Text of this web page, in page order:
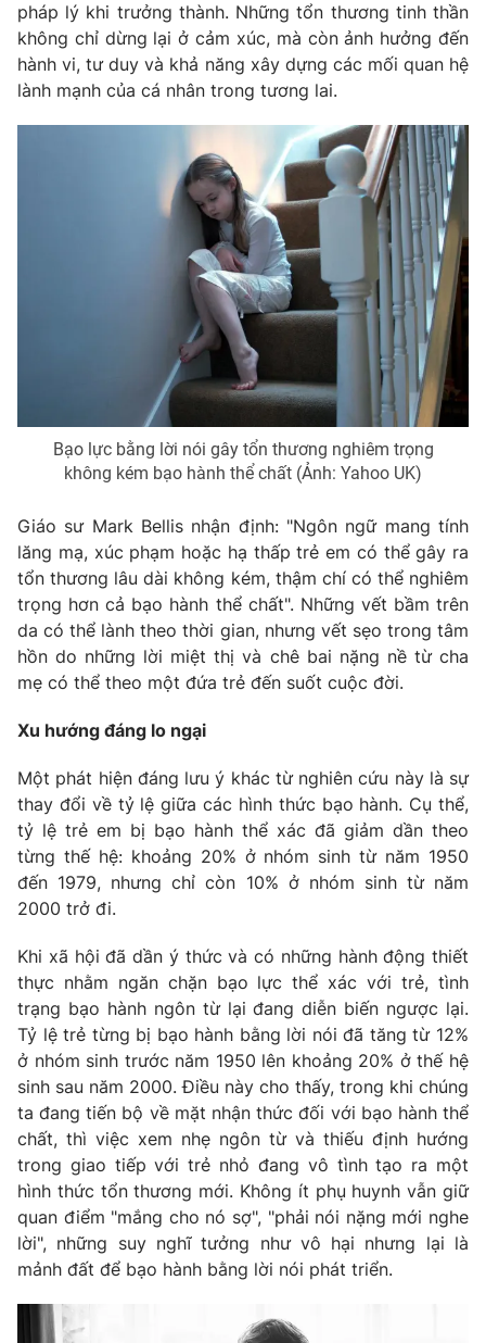
® Cấm sao chép dưới mọi hình thức nếu không có sự chấp
thuận bằng văn bản. Ghi rõ nguồn VTV.vn khi phát hành lại
thông tin từ website này.
pháp lý khi trưởng thành. Những tổn thương tinh thần
không chỉ dừng lại ở cảm xúc, mà còn ảnh hưởng đến
hành vi, tư duy và khả năng xây dựng các mối quan hệ
lành mạnh của cá nhân trong tương lai.
Bạo lực bằng lời nói gây tổn thương nghiêm trọng
không kém bạo hành thể chất (Ảnh: Yahoo UK)
Giáo sư Mark Bellis nhận định: "Ngôn ngữ mang tính
lăng mạ, xúc phạm hoặc hạ thấp trẻ em có thể gây ra
tổn thương lâu dài không kém, thậm chí có thể nghiêm
trọng hơn cả bạo hành thể chất". Những vết bầm trên
da có thể lành theo thời gian, nhưng vết sẹo trong tâm
hồn do những lời miệt thị và chê bai nặng nề từ cha
mẹ có thể theo một đứa trẻ đến suốt cuộc đời.
Xu hướng đáng lo ngại
Một phát hiện đáng lưu ý khác từ nghiên cứu này là sự
thay đổi về tỷ lệ giữa các hình thức bạo hành. Cụ thể,
tỷ lệ trẻ em bị bạo hành thể xác đã giảm dần theo
từng thế hệ: khoảng 20% ở nhóm sinh từ năm 1950
đến 1979, nhưng chỉ còn 10% ở nhóm sinh từ năm
2000 trở đi.
Khi xã hội đã dần ý thức và có những hành động thiết
thực nhằm ngăn chặn bạo lực thể xác với trẻ, tình
trạng bạo hành ngôn từ lại đang diễn biến ngược lại.
Tỷ lệ trẻ từng bị bạo hành bằng lời nói đã tăng từ 12%
ở nhóm sinh trước năm 1950 lên khoảng 20% ở thế hệ
sinh sau năm 2000. Điều này cho thấy, trong khi chúng
ta đang tiến bộ về mặt nhận thức đối với bạo hành thể
chất, thì việc xem nhẹ ngôn từ và thiếu định hướng
trong giao tiếp với trẻ nhỏ đang vô tình tạo ra một
hình thức tổn thương mới. Không ít phụ huynh vẫn giữ
quan điểm "mắng cho nó sợ", "phải nói nặng mới nghe
lời", những suy nghĩ tưởng như vô hại nhưng lại là
mảnh đất để bạo hành bằng lời nói phát triển.